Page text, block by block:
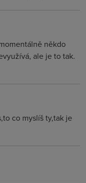
někdo
ale je to tak.
co myslíš ty,tak je